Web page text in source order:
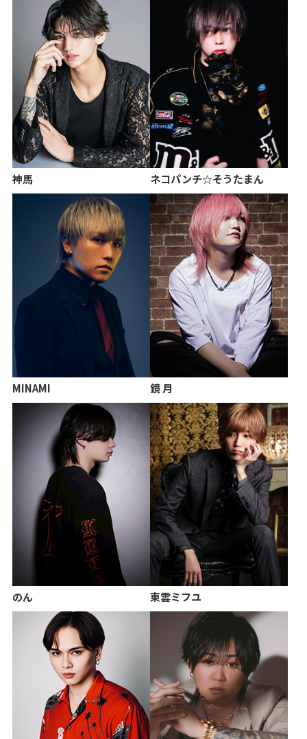
神馬 ネコパンチ☆そうたまん
MINAMI 鏡 月
のん 東雲ミフユ